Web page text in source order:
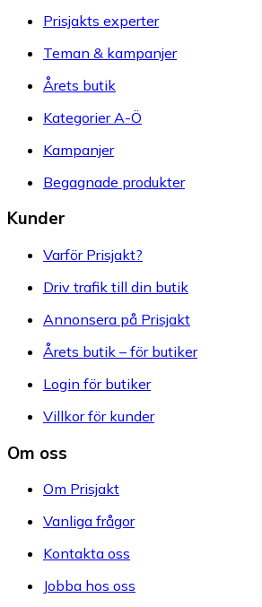
Prisjakts experter
Teman & kampanjer
Årets butik
Kategorier A-Ö
Kampanjer
Begagnade produkter
Kunder
Varför Prisjakt?
Driv trafik till din butik
Annonsera på Prisjakt
Årets butik – för butiker
Login för butiker
Villkor för kunder
Om oss
Om Prisjakt
Vanliga frågor
Kontakta oss
Jobba hos oss